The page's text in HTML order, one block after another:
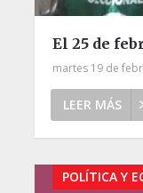
El 25 de
martes 19 de
LEER MÁS
POLÍTICA Y